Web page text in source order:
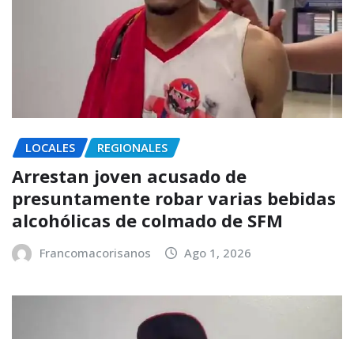
LOCALES REGIONALES
Arrestan joven acusado de
presuntamente robar varias bebidas
alcohólicas de colmado de SFM
Francomacorisanos Ago 1, 2026